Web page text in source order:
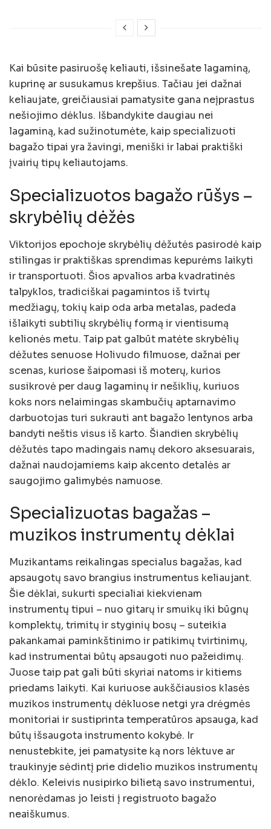
Kai būsite pasiruošę keliauti, išsinešate lagaminą,
kuprinę ar susukamus krepšius. Tačiau jei dažnai
keliaujate, greičiausiai pamatysite gana neįprastus
nešiojimo dėklus. Išbandykite daugiau nei
lagaminą, kad sužinotumėte, kaip specializuoti
bagažo tipai yra žavingi, meniški ir labai praktiški
įvairių tipų keliautojams.
Specializuotos bagažo rūšys –
skrybėlių dėžės
Viktorijos epochoje skrybėlių dėžutės pasirodė kaip
stilingas ir praktiškas sprendimas kepurėms laikyti
ir transportuoti. Šios apvalios arba kvadratinės
talpyklos, tradiciškai pagamintos iš tvirtų
medžiagų, tokių kaip oda arba metalas, padeda
išlaikyti subtilių skrybėlių formą ir vientisumą
kelionės metu. Taip pat galbūt matėte skrybėlių
dėžutes senuose Holivudo filmuose, dažnai per
scenas, kuriose šaipomasi iš moterų, kurios
susikrovė per daug lagaminų ir nešiklių, kuriuos
koks nors nelaimingas skambučių aptarnavimo
darbuotojas turi sukrauti ant bagažo lentynos arba
bandyti neštis visus iš karto. Šiandien skrybėlių
dėžutės tapo madingais namų dekoro aksesuarais,
dažnai naudojamiems kaip akcento detalės ar
saugojimo galimybės namuose.
Specializuotas bagažas –
muzikos instrumentų dėklai
Muzikantams reikalingas specialus bagažas, kad
apsaugotų savo brangius instrumentus keliaujant.
Šie dėklai, sukurti specialiai kiekvienam
instrumentų tipui – nuo ​​gitarų ir smuikų iki būgnų
komplektų, trimitų ir styginių bosų – suteikia
pakankamai paminkštinimo ir patikimų tvirtinimų,
kad instrumentai būtų apsaugoti nuo pažeidimų.
Juose taip pat gali būti skyriai natoms ir kitiems
priedams laikyti. Kai kuriuose aukščiausios klasės
muzikos instrumentų dėkluose netgi yra drėgmės
monitoriai ir sustiprinta temperatūros apsauga, kad
būtų išsaugota instrumento kokybė. Ir
nenustebkite, jei pamatysite ką nors lėktuve ar
traukinyje sėdintį prie didelio muzikos instrumentų
dėklo. Keleivis nusipirko bilietą savo instrumentui,
nenorėdamas jo leisti į registruoto bagažo
neaiškumus.